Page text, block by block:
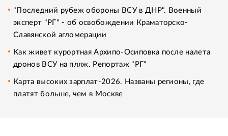
"Последний рубеж обороны ВСУ в ДНР". Военный
эксперт "РГ" - об освобождении Краматорско-
Славянской агломерации
Как живет курортная Архипо-Осиповка после налета
дронов ВСУ на пляж. Репортаж "РГ"
Карта высоких зарплат-2026. Названы регионы, где
платят больше, чем в Москве